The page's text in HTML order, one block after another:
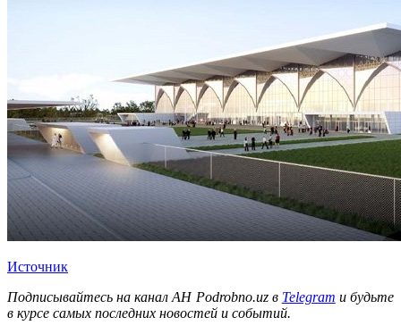
Источник
Подписывайтесь на канал АН Podrobno.uz в Telegram и будьте
в курсе самых последних новостей и событий.